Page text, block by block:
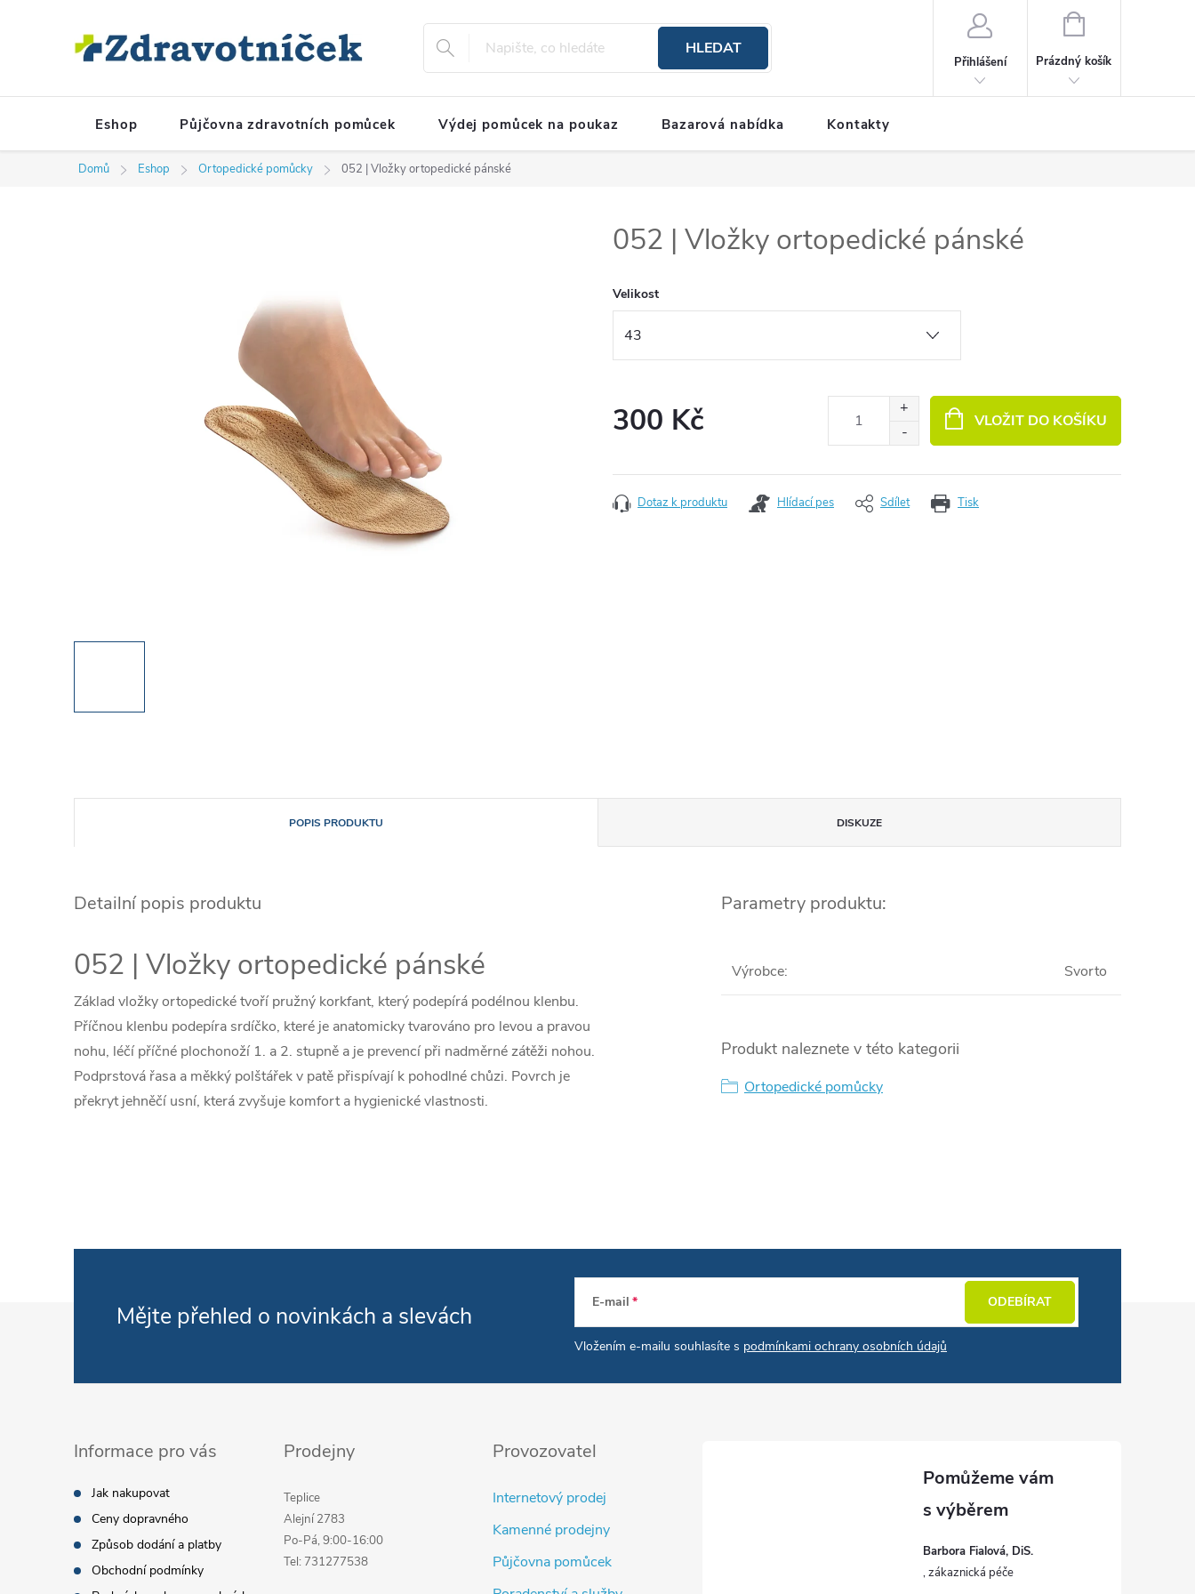
HLEDAT
Přihlášení
NÁKUPNÍ KOŠÍK
Prázdný košík
Eshop Půjčovna zdravotních pomůcek Výdej pomůcek na poukaz Bazarová nabídka Kontakty
Domů Eshop Ortopedické pomůcky 052 | Vložky ortopedické pánské
052 | Vložky ortopedické pánské
Velikost
300 Kč VLOŽIT DO KOŠÍKU
Tisk
Dotaz k produktu Hlídací pes Sdílet
POPIS PRODUKTU DISKUZE
Detailní popis produktu
052 | Vložky ortopedické pánské
Základ vložky ortopedické tvoří pružný korkfant, který podepírá podélnou klenbu.
Příčnou klenbu podepíra srdíčko, které je anatomicky tvarováno pro levou a pravou
nohu, léčí příčné plochonoží 1. a 2. stupně a je prevencí při nadměrné zátěži nohou.
Podprstová řasa a měkký polštářek v patě přispívají k pohodlné chůzi. Povrch je
překryt jehněčí usní, která zvyšuje komfort a hygienické vlastnosti.
Parametry produktu:
Výrobce: Svorto
Produkt naleznete v této kategorii
Ortopedické pomůcky
Mějte přehled o novinkách a slevách E-mail
Vložením e-mailu souhlasíte s podmínkami ochrany osobních údajů
ODEBÍRAT
Informace pro vás
Jak nakupovat
Ceny dopravného
Způsob dodání a platby
Obchodní podmínky
Prodejny
Teplice
Alejní 2783
Po-Pá, 9:00-16:00
Tel: 731277538
Provozovatel
Internetový prodej
Kamenné prodejny
Půjčovna pomůcek
Barbora Fialová, DiS.